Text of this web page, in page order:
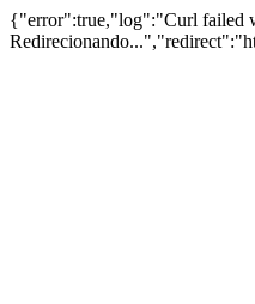
{"error":true,"log":"Curl failed